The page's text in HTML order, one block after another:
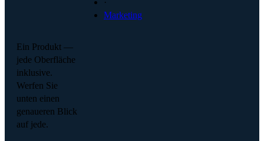
·
Marketing
Ein Produkt —
jede Oberfläche
inklusive.
Werfen Sie
unten einen
genaueren Blick
auf jede.